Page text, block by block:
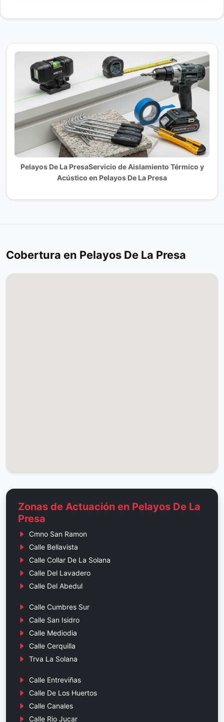
Pelayos De La PresaServicio de Aislamiento Térmico y
Acústico en Pelayos De La Presa
Cobertura en Pelayos De La Presa
Zonas de Actuación en Pelayos De La
Presa
Cmno San Ramon
Calle Bellavista
Calle Collar De La Solana
Calle Del Lavadero
Calle Del Abedul
Calle Cumbres Sur
Calle San Isidro
Calle Mediodia
Calle Cerquilla
Trva La Solana
Calle Entreviñas
Calle De Los Huertos
Calle Canales
Calle Rio Jucar